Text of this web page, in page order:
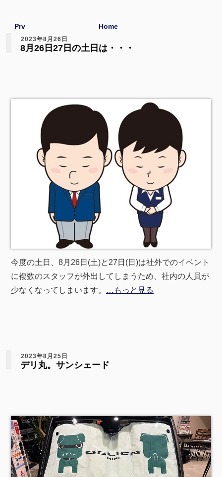
Prv Home
2023年8月26日
8月26日27日の土日は・・・
今度の土日、8月26日(土)と27日(日)は社外でのイベント
に複数のスタッフが外出してしまうため、社内の人員が
少なくなってしまいます。
…もっと見る
2023年8月25日
デリ丸。サンシェード